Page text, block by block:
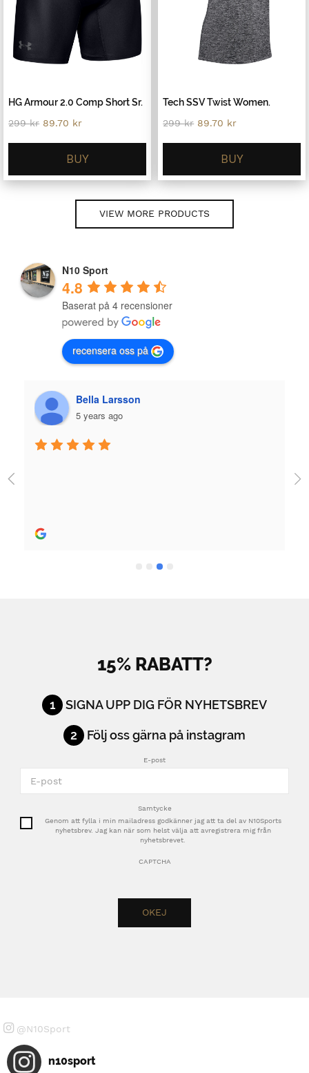
HG Armour 2.0 Comp Short Sr.
299kr Original
was:
299 kr.
89.70 krCurrent
is:
89.70 kr.
BUY
Tech SSV Twist Women.
299kr Original
was:
299 kr.
89.70 krCurrent
is:
89.70 kr.
BUY
VIEW MORE PRODUCTS
N10 Sport
4.8
Baserat på 4 recensioner
recensera oss på
Plazmo
5 years ago
15% RABATT?
1 SIGNA UPP DIG FÖR NYHETSBREV
2 Följ oss gärna på instagram
E-post
Samtycke
Genom att fylla i min mailadress godkänner jag att ta del av N10Sports
nyhetsbrev. Jag kan när som helst välja att avregistrera mig från
nyhetsbrevet.
CAPTCHA
@N10Sport
n10sport